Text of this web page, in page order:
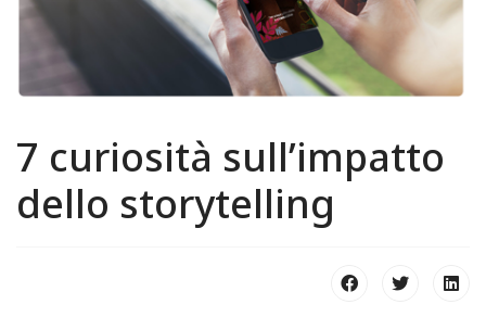
7 curiosità sull’impatto
dello storytelling